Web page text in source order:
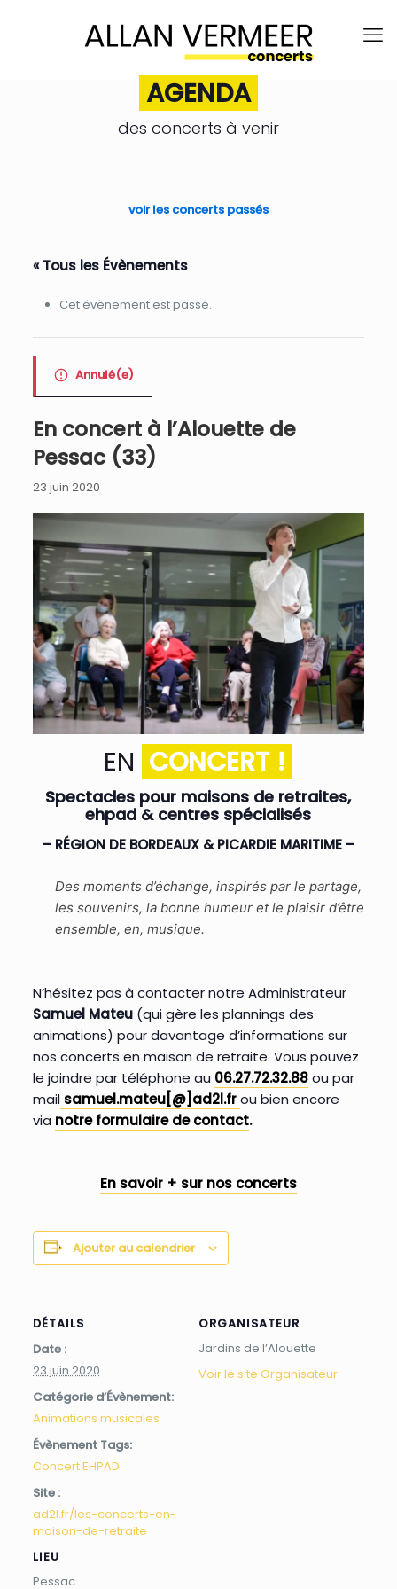
AGENDA
des concerts à venir
voir les concerts passés
« Tous les Évènements
Cet évènement est passé.
Annulé(e)
En concert à l’Alouette de
Pessac (33)
23 juin 2020
EN CONCERT !
Spectacles pour maisons de retraites,
ehpad & centres spécialisés
– RÉGION DE BORDEAUX & PICARDIE MARITIME –
Des moments d’échange, inspirés par le partage,
les souvenirs, la bonne humeur et le plaisir d’être
ensemble, en, musique.
N’hésitez pas à contacter notre Administrateur
Samuel Mateu(qui gère les plannings des
animations) pour davantage d’informations sur
nos concerts en maison de retraite. Vous pouvez
le joindre par téléphone au 06.27.72.32.88ou par
mailsamuel.mateu[@]ad2l.frou bien encore
via notre formulaire de contact.
En savoir + sur nos concerts
Ajouter au calendrier
DÉTAILS
Date :
23 juin 2020
Catégorie d’Évènement:
Animations musicales
Évènement Tags:
Concert EHPAD
Site :
ad2l.fr/les-concerts-en-
maison-de-retraite
LIEU
Pessac
ORGANISATEUR
Jardins de l’Alouette
Voir le site Organisateur